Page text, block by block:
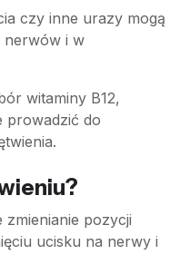
czy inne urazy mogą
nerwów i w
witaminy B12,
prowadzić do
zmienianie pozycji
ucisku na nerwy i